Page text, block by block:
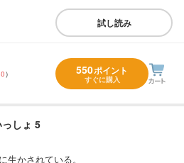
試し読み
） 550ポイント
すぐに購入
しょ 5
生かされている。